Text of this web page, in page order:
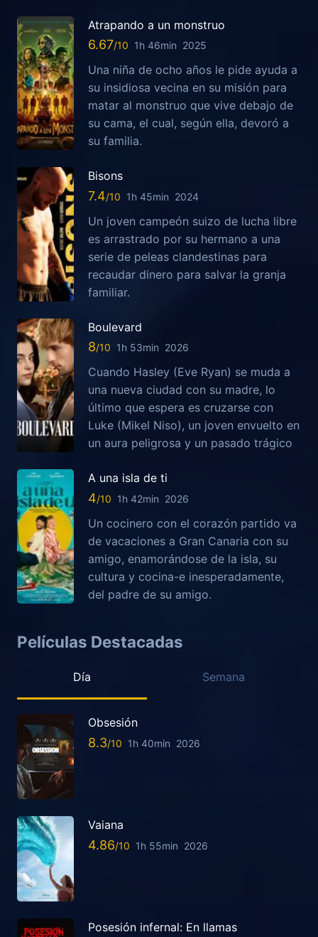
Atrapando a un monstruo
6.67 1h 46min 2025
Una niña de ocho años le pide ayuda a
su insidiosa vecina en su misión para
matar al monstruo que vive debajo de
su cama, el cual, según ella, devoró a
su familia.
Bisons
7.4 1h 45min 2024
Un joven campeón suizo de lucha libre
es arrastrado por su hermano a una
serie de peleas clandestinas para
recaudar dinero para salvar la granja
familiar.
Boulevard
8 1h 53min 2026
Cuando Hasley (Eve Ryan) se muda a
una nueva ciudad con su madre, lo
último que espera es cruzarse con
Luke (Mikel Niso), un joven envuelto en
un aura peligrosa y un pasado trágico
A una isla de ti
4 1h 42min 2026
Un cocinero con el corazón partido va
de vacaciones a Gran Canaria con su
amigo, enamorándose de la isla, su
cultura y cocina-e inesperadamente,
del padre de su amigo.
Películas Destacadas
Día Semana
Obsesión
8.3 1h 40min 2026
Vaiana
4.86 1h 55min 2026
Posesión infernal: En llamas